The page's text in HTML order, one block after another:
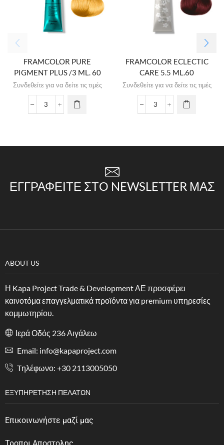
FRAMCOLOR PURE
PIGMENT PLUS /3 ML. 60
Συνδεθείτε για να δείτε τις τιμές
FRAMCOLOR ECLECTIC
CARE 5.5 ML.60
Συνδεθείτε για να δείτε τις τιμές
ΕΓΓΡΑΦΕΊΤΕ ΣΤΟ NEWSLETTER ΜΑΣ
ABOUT US
Η Kapa Project Trade & Development ΑΕ προσφέρει
καινοτόμα επαγγελματικά προϊόντα για premium υπηρεσίες
κομμωτηρίου.
Ιερά Οδός 236 Αιγάλεω
Email: info@kapaproject.com
Tηλέφωνο: +30 2113005050
ΕΞΥΠΗΡΈΤΗΣΗ ΠΕΛΑΤΏΝ
Επικοινωνήστε μαζί μας
Τροποι Αποστολης